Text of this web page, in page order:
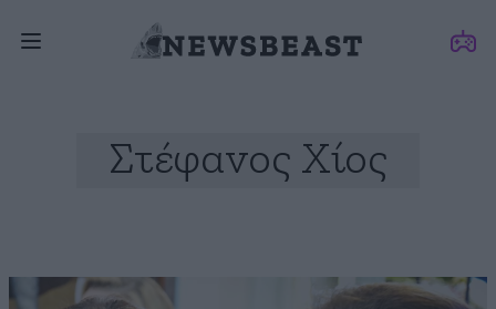
Στέφανος Χίος